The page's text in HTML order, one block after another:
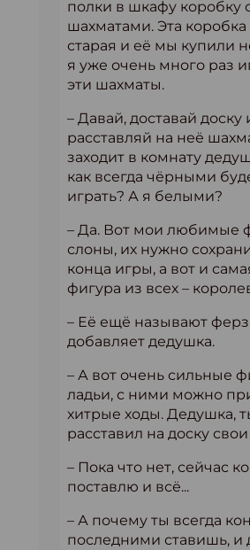
полки в шкафу коробку
шахматами. Эта
старая и её мы купили
я уже очень много раз
эти шахматы.
– Давай, доставай доску
расставляй на неё
заходит в комнату
как всегда чёрными
играть? А я белыми?
– Да. Вот мои любимые
слоны, их нужно
конца игры, а вот и
фигура из всех –
– Её ещё называют
добавляет дедушка.
– А вот очень сильные
ладьи, с ними можно
хитрые ходы. Дедушка,
расставил на доску
– Пока что нет, сейчас
поставлю и всё...
– А почему ты всегда
последними ставишь, и